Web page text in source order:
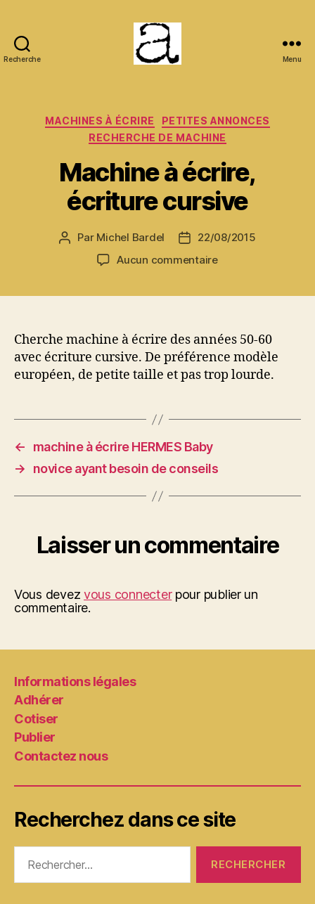
Recherche Menu
Catégories
MACHINES À ÉCRIRE
PETITES ANNONCES
RECHERCHE DE MACHINE
Machine à écrire,
écriture cursive
Auteur
l’article
Par Michel Bardel
Date
de
22/08/2015
Aucun commentairesur
cursive
Cherche machine à écrire des années 50-60
avec écriture cursive. De préférence modèle
européen, de petite taille et pas trop lourde.
←
machine à écrire HERMES Baby
→
novice ayant besoin de conseils
Laisser un commentaire
Vous devezvous connecterpour publier un
commentaire.
Informations légales
Adhérer
Cotiser
Publier
Contactez nous
Recherchez dans ce site